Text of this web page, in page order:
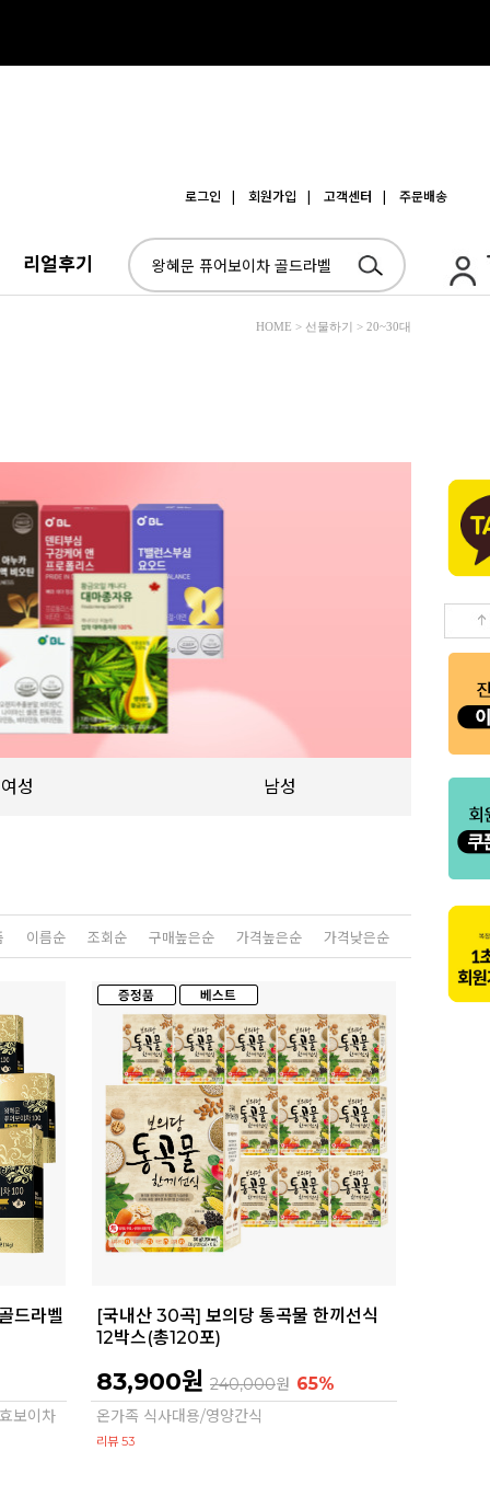
로그인 | 회원가입 | 고객센터 | 주문배송
리얼후기
HOME > 선물하기 > 20~30대
여성 남성
이름순 조회순 구매높은순 가격높은순 가격낮은순
드라벨
보이차
[국내산 30곡] 보의당 통곡물 한끼선식
12박스(총120포)
83,900원 240,000원 65%
온가족 식사대용/영양간식
리뷰 53